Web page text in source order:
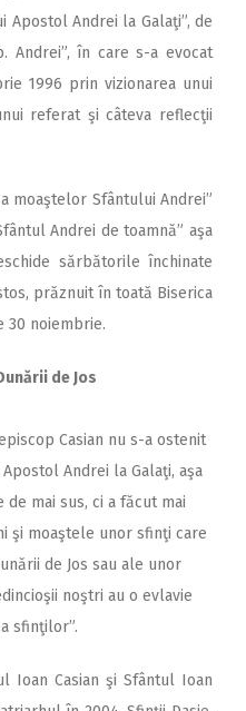
Andrei la Galaţi”, de
Andrei”, în care s-a evocat
1996 prin vizionarea unui
referat şi câteva reflecţii
moaştelor Sfântului Andrei”
Andrei de toamnă” aşa
sărbătorile închinate
prăznuit în toată Biserica
30 noiembrie.
de Jos
Casian nu s-a ostenit
Andrei la Galaţi, aşa
mai sus, ci a făcut mai
şi moaştele unor sfinţi care
de Jos sau ale unor
noştri au o evlavie
sfinţilor”.
Ioan Casian şi Sfântul Ioan